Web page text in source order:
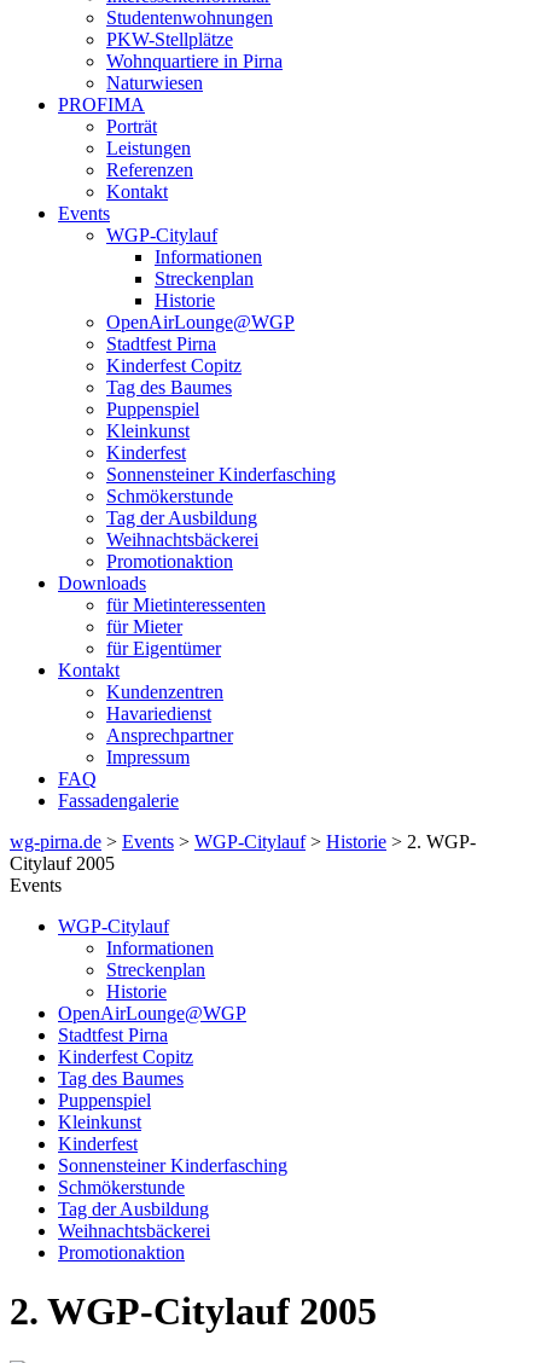
Studentenwohnungen
PKW-Stellplätze
Wohnquartiere in Pirna
Naturwiesen
PROFIMA
Porträt
Leistungen
Referenzen
Kontakt
Events
WGP-Citylauf
Informationen
Streckenplan
Historie
OpenAirLounge@WGP
Stadtfest Pirna
Kinderfest Copitz
Tag des Baumes
Puppenspiel
Kleinkunst
Kinderfest
Sonnensteiner Kinderfasching
Schmökerstunde
Tag der Ausbildung
Weihnachtsbäckerei
Promotionaktion
Downloads
für Mietinteressenten
für Mieter
für Eigentümer
Kontakt
Kundenzentren
Havariedienst
Ansprechpartner
Impressum
FAQ
Fassadengalerie
wg-pirna.de > Events > WGP-Citylauf> Historie > 2. WGP-
Citylauf 2005
Events
WGP-Citylauf
Informationen
Streckenplan
Historie
OpenAirLounge@WGP
Stadtfest Pirna
Kinderfest Copitz
Tag des Baumes
Puppenspiel
Kleinkunst
Kinderfest
Sonnensteiner Kinderfasching
Schmökerstunde
Tag der Ausbildung
Weihnachtsbäckerei
Promotionaktion
2. WGP-Citylauf 2005